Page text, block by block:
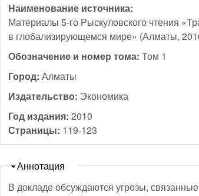
Наименование источника:
Материалы 5-го Рыскуловского чтения
в глобализирующемся мире» (Алматы,
Обозначение и номер тома:Том 1
Город:Алматы
Издательство: Экономика
Год издания:2010
Страницы: 119-123
Скрыть
Аннотация
В докладе обсуждаются угрозы,